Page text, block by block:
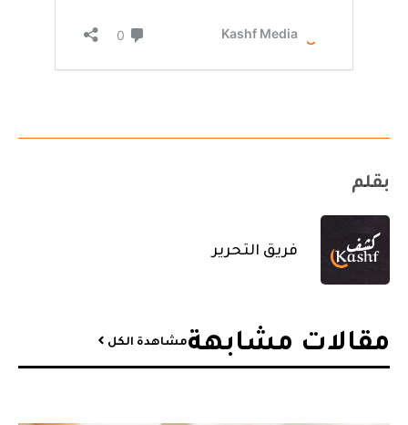
بقلم
فريق التحرير
مقالات مشابهة​مشاهدة الكل